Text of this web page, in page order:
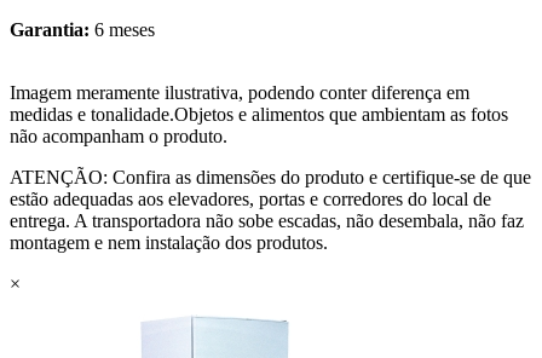
Garantia: 6 meses
Imagem meramente ilustrativa, podendo conter diferença em
medidas e tonalidade.Objetos e alimentos que ambientam as fotos
não acompanham o produto.
ATENÇÃO: Confira as dimensões do produto e certifique-se de que
estão adequadas aos elevadores, portas e corredores do local de
entrega. A transportadora não sobe escadas, não desembala, não faz
montagem e nem instalação dos produtos.
×